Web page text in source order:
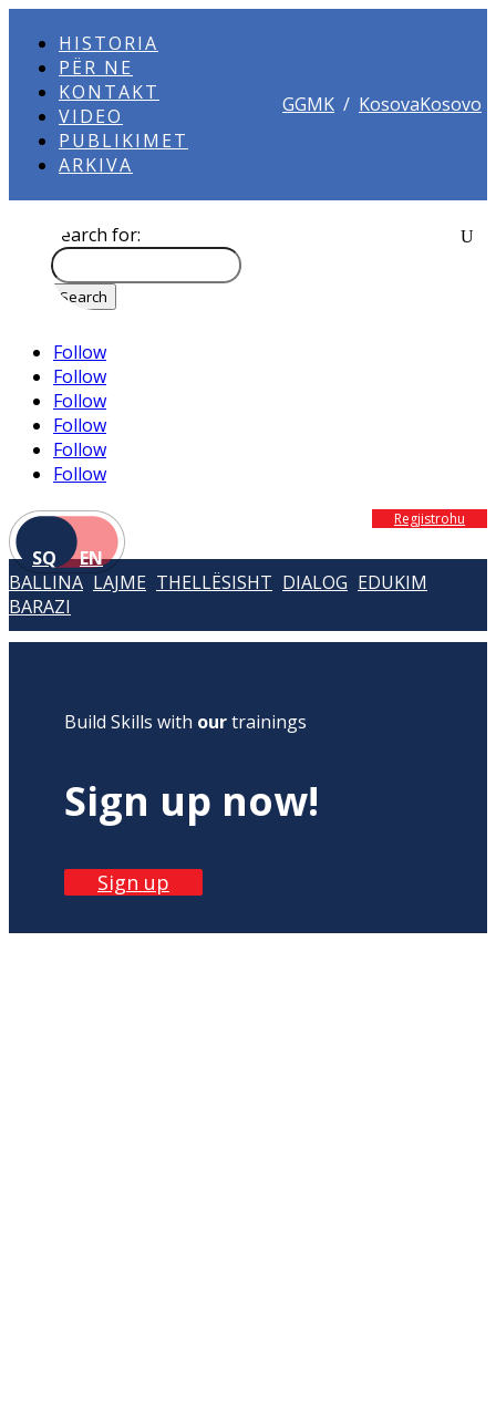
HISTORIA
PËR NE
KONTAKT
VIDEO
PUBLIKIMET
ARKIVA
GGMK / KosovaKosovo
Search for:
Follow
Follow
Follow
Follow
Follow
Follow
SQ EN
Regjistrohu
BALLINA LAJME THELLËSISHT DIALOG EDUKIM
BARAZI
Build Skills with ourtrainings
Sign up now!
Sign up